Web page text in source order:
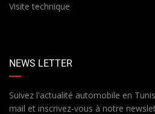
Visite technique
NEWS LETTER
Suivez l'actualité automobile en
mail et inscrivez-vous à notre